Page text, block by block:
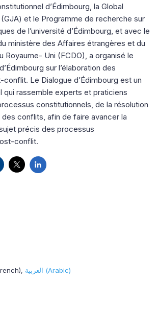
d’Édimbourg, la Global
et le Programme de recherche sur
de l’université d’Édimbourg, et avec le
ministère des Affaires étrangères et du
Royaume- Uni (FCDO), a organisé le
sur l’élaboration des
Le Dialogue d’Édimbourg est un
qui rassemble experts et praticiens
constitutionnels, de la résolution
conflits, afin de faire avancer la
précis des processus
conflit.
العربية (Arabic)